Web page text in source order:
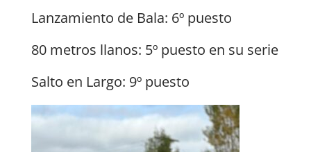
Lanzamiento de Bala: 6º puesto
80 metros llanos: 5º puesto en su serie
Salto en Largo: 9º puesto